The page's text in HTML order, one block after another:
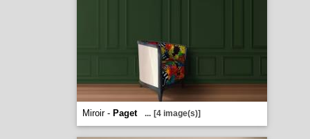
Miroir - Paget ... [4 image(s)]